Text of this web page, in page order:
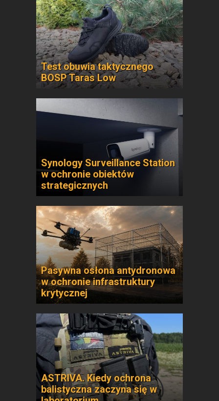
Test obuwia taktycznego
BOSP Taras Low
Synology Surveillance Station
w ochronie obiektów
strategicznych
Pasywna osłona antydronowa
w ochronie infrastruktury
krytycznej
ASTRIVA. Kiedy ochrona
balistyczna zaczyna się w